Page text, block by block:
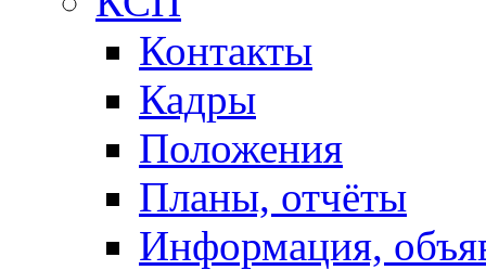
Контакты
Кадры
Положения
Планы, отчёты
Информация,